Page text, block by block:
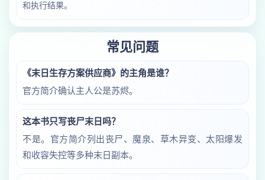
和执行结果。
常见问题
《末日生存方案供应商》的主角是谁？
官方简介确认主人公是苏烬。
这本书只写丧尸末日吗？
不是。官方简介列出丧尸、魔泉、草木异变、太阳爆发
和收容失控等多种末日副本。